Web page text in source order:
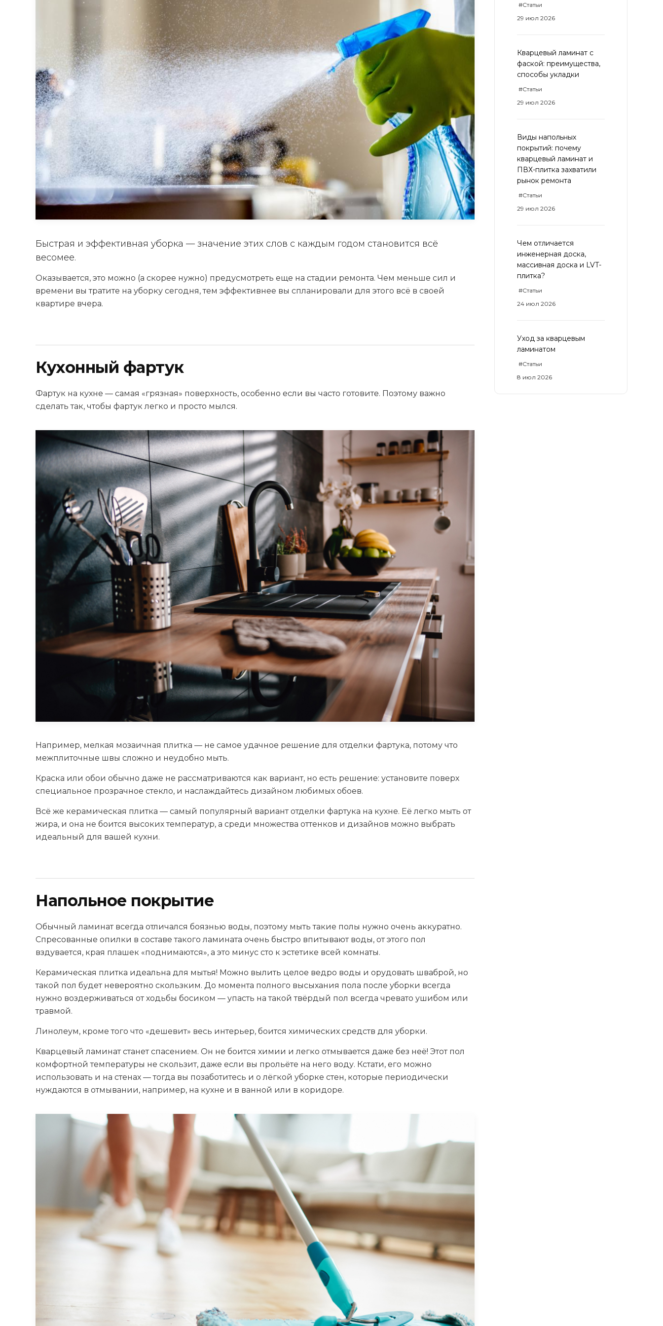
#Статьи
29 июл 2026
Кварцевый ламинат с
фаской: преимущества,
способы укладки
#Статьи
29 июл 2026
Виды напольных
покрытий: почему
кварцевый ламинат и
ПВХ-плитка захватили
рынок ремонта
#Статьи
29 июл 2026
Чем отличается
инженерная доска,
массивная доска и LVT-
плитка?
#Статьи
24 июл 2026
Уход за кварцевым
ламинатом
#Статьи
8 июл 2026
Быстрая и эффективная уборка — значение этих слов с каждым годом становится всё
весомее.
Оказывается, это можно (а скорее нужно) предусмотреть еще на стадии ремонта. Чем меньше сил и
времени вы тратите на уборку сегодня, тем эффективнее вы спланировали для этого всё в своей
квартире вчера.
Кухонный фартук
Фартук на кухне — самая «грязная» поверхность, особенно если вы часто готовите. Поэтому важно
сделать так, чтобы фартук легко и просто мылся.
Например, мелкая мозаичная плитка — не самое удачное решение для отделки фартука, потому что
межплиточные швы сложно и неудобно мыть.
Краска или обои обычно даже не рассматриваются как вариант, но есть решение: установите поверх
специальное прозрачное стекло, и наслаждайтесь дизайном любимых обоев.
Всё же керамическая плитка — самый популярный вариант отделки фартука на кухне. Её легко мыть от
жира, и она не боится высоких температур, а среди множества оттенков и дизайнов можно выбрать
идеальный для вашей кухни.
Напольное покрытие
Обычный ламинат всегда отличался боязнью воды, поэтому мыть такие полы нужно очень аккуратно.
Спресованные опилки в составе такого ламината очень быстро впитывают воды, от этого пол
вздувается, края плашек «поднимаются», а это минус сто к эстетике всей комнаты.
Керамическая плитка идеальна для мытья! Можно вылить целое ведро воды и орудовать шваброй, но
такой пол будет невероятно скользким. До момента полного высыхания пола после уборки всегда
нужно воздерживаться от ходьбы босиком — упасть на такой твёрдый пол всегда чревато ушибом или
травмой.
Линолеум, кроме того что «дешевит» весь интерьер, боится химических средств для уборки.
Кварцевый ламинат станет спасением. Он не боится химии и легко отмывается даже без неё! Этот пол
комфортной температуры не скользит, даже если вы прольёте на него воду. Кстати, его можно
использовать и на стенах — тогда вы позаботитесь и о лёгкой уборке стен, которые периодически
нуждаются в отмывании, например, на кухне и в ванной или в коридоре.